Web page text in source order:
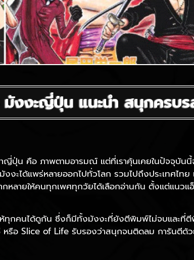
มังงะญี่ปุ่น แนะนำ สนุกครบ
ญี่ปุ่น คือ ภาพตามอารมณ์ แต่ที่เราคุ้นเคยในปัจจุบัน
ะได้แพร่หลายออกไปทั่วโลก รวมไปถึงประเทศไท
กหลายให้คนทุกเพศทุกวัยได้เลือกอ่านกัน ตั้งแต่แน
ห้ทุกคนได้ดูกัน ซึ่งก็มีทั้งมังงะที่ยังตีพิมพ์ไม่จบและ
รือ Slice of Life รับรองว่าสนุกจนติดลม การันตีด้